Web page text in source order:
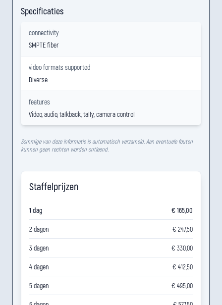
Specificaties
connectivity
SMPTE fiber
video formats supported
Diverse
features
Video, audio, talkback, tally, camera control
Sommige van deze informatie is automatisch verzameld. Aan eventuele fouten
kunnen geen rechten worden ontleend.
Staffelprijzen
1 dag € 165,00
2 dagen € 247,50
3 dagen € 330,00
4 dagen € 412,50
5 dagen € 495,00